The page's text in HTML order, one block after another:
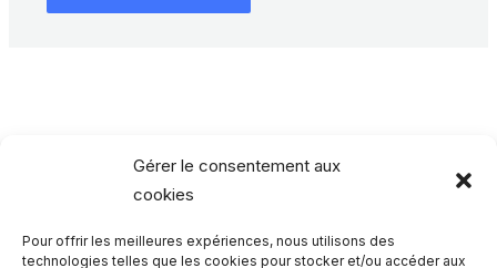
Gérer le consentement aux
cookies
Pour offrir les meilleures expériences, nous utilisons des
technologies telles que les cookies pour stocker et/ou accéder aux
Rechercher…